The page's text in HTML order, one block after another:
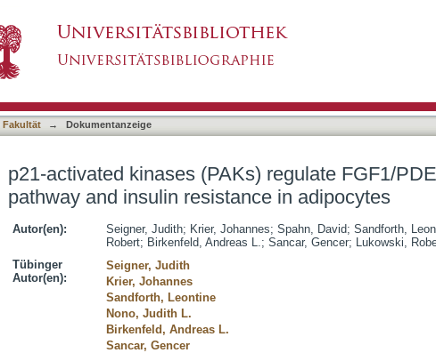
regulate FGF1/PDE4D antilipolytic pathway
Fakultät → Dokumentanzeige
p21-activated kinases (PAKs) regulate FGF1/
pathway and insulin resistance in adipocytes
Autor(en): Seigner, Judith; Krier, Johannes; Spahn, David; Sandforth,
Robert; Birkenfeld, Andreas L.; Sancar, Gencer; Lukowski,
Tübinger
Autor(en):
Seigner, Judith
Krier, Johannes
Sandforth, Leontine
Nono, Judith L.
Birkenfeld, Andreas L.
Sancar, Gencer